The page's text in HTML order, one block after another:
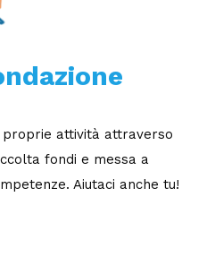
proprie attività attraverso
fondi e messa a
Aiutaci anche tu!